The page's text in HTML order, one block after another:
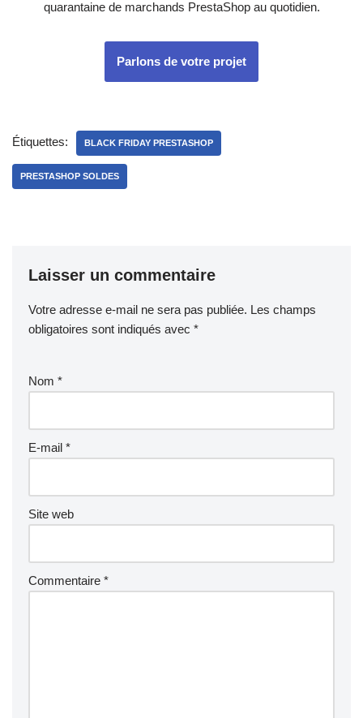
quarantaine de marchands PrestaShop au quotidien.
Parlons de votre projet
Étiquettes: BLACK FRIDAY PRESTASHOP
PRESTASHOP SOLDES
Laisser un commentaire
Votre adresse e-mail ne sera pas publiée. Les champs
obligatoires sont indiqués avec *
Nom *
E-mail *
Site web
Commentaire *